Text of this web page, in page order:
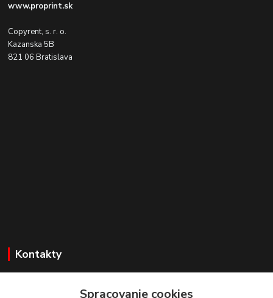
www.proprint.sk
Copyrent, s. r. o.
Kazanska 5B
821 06 Bratislava
Kontakty
+421 918 177611
Spracovanie cookies